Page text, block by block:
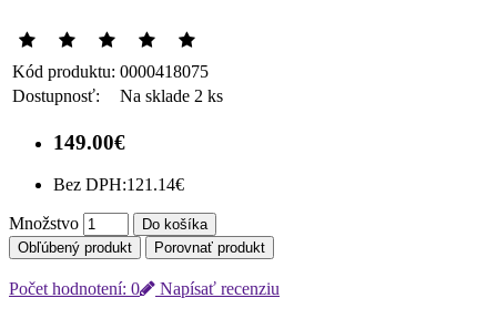
Kód produktu: 0000418075
Dostupnosť:
Na sklade 2 ks
149.00€
Bez DPH:121.14€
Množstvo
Do košíka
Obľúbený produkt
Porovnať produkt
Počet hodnotení: 0 Napísať recenziu